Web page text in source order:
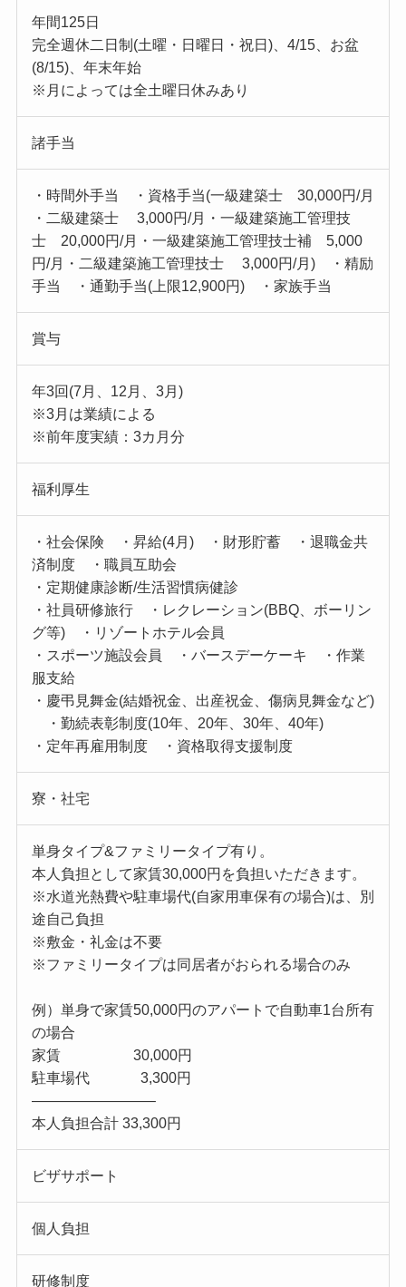
年間125日
完全週休二日制(土曜・日曜日・祝日)、4/15、お盆
(8/15)、年末年始
※月によっては全土曜日休みあり
諸手当
・時間外手当 ・資格手当(一級建築士 30,000円/月
・二級建築士 3,000円/月・一級建築施工管理技
士 20,000円/月・一級建築施工管理技士補 5,000
円/月・二級建築施工管理技士 3,000円/月) ・精励
手当 ・通勤手当(上限12,900円) ・家族手当
賞与
年3回(7月、12月、3月)
※3月は業績による
※前年度実績：3カ月分
福利厚生
・社会保険 ・昇給(4月) ・財形貯蓄 ・退職金共
済制度 ・職員互助会
・定期健康診断/生活習慣病健診
・社員研修旅行 ・レクレーション(BBQ、ボーリン
グ等) ・リゾートホテル会員
・スポーツ施設会員 ・バースデーケーキ ・作業
服支給
・慶弔見舞金(結婚祝金、出産祝金、傷病見舞金など)
・勤続表彰制度(10年、20年、30年、40年)
・定年再雇用制度 ・資格取得支援制度
寮・社宅
単身タイプ&ファミリータイプ有り。
本人負担として家賃30,000円を負担いただきます。
※水道光熱費や駐車場代(自家用車保有の場合)は、別
途自己負担
※敷金・礼金は不要
※ファミリータイプは同居者がおられる場合のみ
例）単身で家賃50,000円のアパートで自動車1台所有
の場合
家賃 30,000円
駐車場代 3,300円
————————–
本人負担合計 33,300円
ビザサポート
個人負担
研修制度